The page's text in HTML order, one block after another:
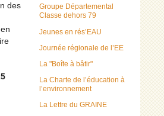
des
Groupe Départemental
Classe dehors 79
Jeunes en rés’EAU
Journée régionale de l’EE
La "Boîte à bâtir"
La Charte de l’éducation à
l’environnement
La Lettre du GRAINE